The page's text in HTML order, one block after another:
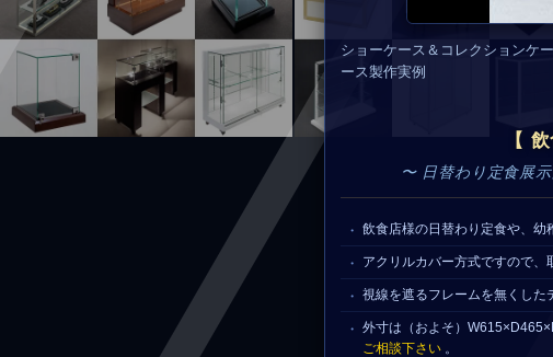
ショーケース＆コレクションケ
ース製作実例
【
〜 日替わり定食展
飲食店様の日替わり定食や、幼
アクリルカバー方式ですので、
視線を遮るフレームを無くした
外寸は（およそ）
ご相談下さい 。